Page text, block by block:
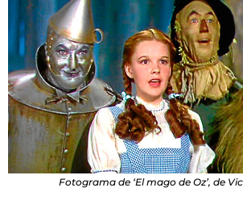
Fotograma de ‘El mago de Oz’, de